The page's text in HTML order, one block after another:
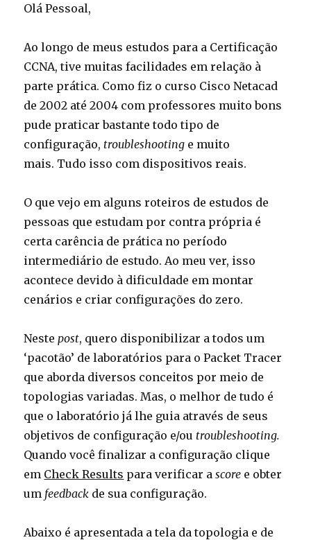
Olá Pessoal,
Ao longo de meus estudos para a Certificação
CCNA, tive muitas facilidades em relação à
parte prática. Como fiz o curso Cisco Netacad
de 2002 até 2004 com professores muito bons
pude praticar bastante todo tipo de
configuração, troubleshooting e muito
mais. Tudo isso com dispositivos reais.
O que vejo em alguns roteiros de estudos de
pessoas que estudam por contra própria é
certa carência de prática no período
intermediário de estudo. Ao meu ver, isso
acontece devido à dificuldade em montar
cenários e criar configurações do zero.
Neste post, quero disponibilizar a todos um
‘pacotão’ de laboratórios para o Packet Tracer
que aborda diversos conceitos por meio de
topologias variadas. Mas, o melhor de tudo é
que o laboratório já lhe guia através de seus
objetivos de configuração e/ou troubleshooting.
Quando você finalizar a configuração clique
em Check Results para verificar ascore e obter
um feedback de sua configuração.
Abaixo é apresentada a tela da topologia e de